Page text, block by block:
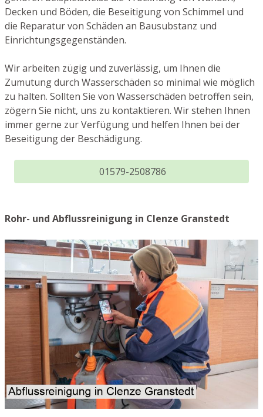
Decken und Böden, die Beseitigung von Schimmel und
die Reparatur von Schäden an Bausubstanz und
Einrichtungsgegenständen.
Wir arbeiten zügig und zuverlässig, um Ihnen die
Zumutung durch Wasserschäden so minimal wie möglich
zu halten. Sollten Sie von Wasserschäden betroffen sein,
zögern Sie nicht, uns zu kontaktieren. Wir stehen Ihnen
immer gerne zur Verfügung und helfen Ihnen bei der
Beseitigung der Beschädigung.
01579-2508786
Rohr- und Abflussreinigung in Clenze Granstedt